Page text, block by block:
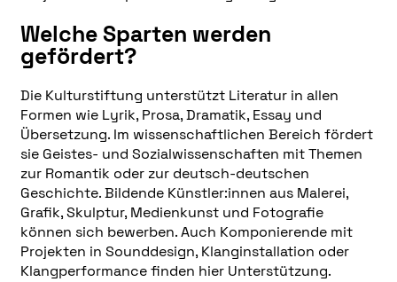
Welche Sparten werden
gefördert?
Die Kulturstiftung unterstützt Literatur in allen
Formen wie Lyrik, Prosa, Dramatik, Essay und
Übersetzung. Im wissenschaftlichen Bereich fördert
sie Geistes- und Sozialwissenschaften mit Themen
zur Romantik oder zur deutsch-deutschen
Geschichte. Bildende Künstler:innen aus Malerei,
Grafik, Skulptur, Medienkunst und Fotografie
können sich bewerben. Auch Komponierende mit
Projekten in Sounddesign, Klanginstallation oder
Klangperformance finden hier Unterstützung.